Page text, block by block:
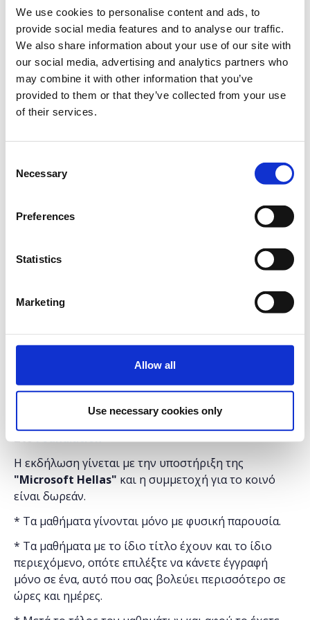
We use cookies to personalise content and ads, to
provide social media features and to analyse our traffic.
We also share information about your use of our site with
our social media, advertising and analytics partners who
may combine it with other information that you’ve
provided to them or that they’ve collected from your use
of their services.
Selection
Necessary
Preferences
Statistics
Marketing
Allow all
Use necessary cookies only
Το πρόγραμμα των μαθημάτων είναι:
Τετάρτη 19/12 10:00-14:00
Πέμπτη 20/12 10:00-14:00
Προαπαιτούμενα:
- Παρακολούθηση των σεμιναρίων "JavaScript -
Αντικείμενα μαθήματος:
- Understanding `this` & Explicit Binding: call, apply,
- Types & Equality
- ES6: Spread Operator & Destructuring Assignments
- JS Patterns: The IIFE
Τα μαθήματα γίνονται μόνο με φυσική παρουσία.
Διάρκεια προγράμματος: 8 ώρες.
ΣτοFound.ation
Η εκδήλωση γίνεται με την υποστήριξη της
"Microsoft Hellas" και η συμμετοχή για το κοινό
είναι δωρεάν.
* Τα μαθήματα γίνονται μόνο με φυσική παρουσία.
* Τα μαθήματα με το ίδιο τίτλο έχουν και το ίδιο
περιεχόμενο, οπότε επιλέξτε να κάνετε έγγραφή
μόνο σε ένα, αυτό που σας βολεύει περισσότερο σε
ώρες και ημέρες.